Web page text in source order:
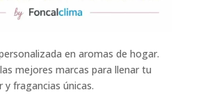
en aromas de hogar.
mejores marcas para llenar tu
y fragancias únicas.